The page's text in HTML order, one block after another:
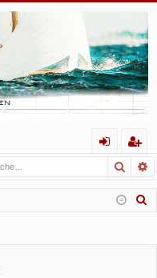
m
el
eg
ist
rie